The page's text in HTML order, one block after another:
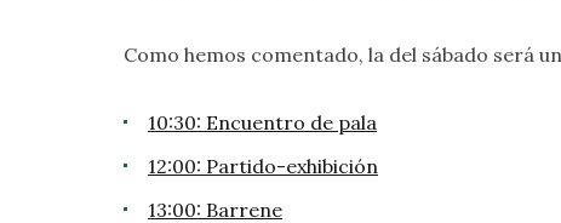
Como hemos comentado, la del sábado será
10:30: Encuentro de pala
12:00: Partido-exhibición
13:00: Barrene